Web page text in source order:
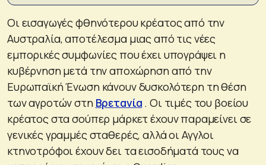
Οι εισαγωγές φθηνότερου κρέατος από την
Αυστραλία, αποτέλεσμα μιας από τις νέες
εμπορικές συμφωνίες που έχει υπογράψει η
κυβέρνηση μετά την αποχώρηση από την
Ευρωπαϊκή Ένωση κάνουν δυσκολότερη τη θέση
των αγροτών στη Βρετανία . Οι τιμές του βοείου
κρέατος στα σούπερ μάρκετ έχουν παραμείνει σε
γενικές γραμμές σταθερές, αλλά οι Αγγλοι
κτηνοτρόφοι έχουν δει τα εισοδήματά τους να